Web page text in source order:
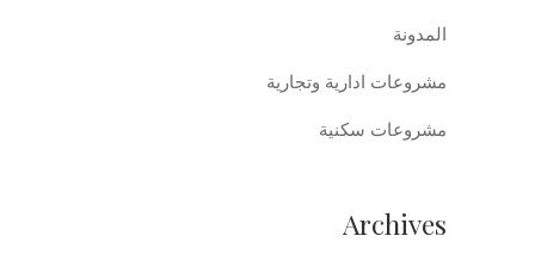
المدونة
مشروعات ادارية وتجارية
مشروعات سكنية
Archives